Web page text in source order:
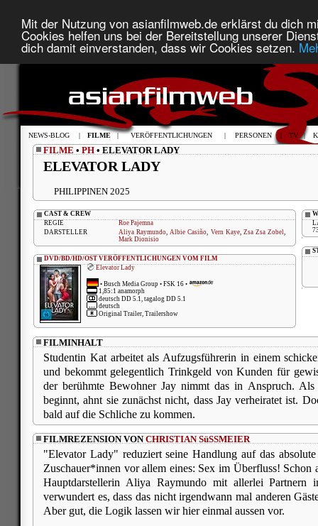
Mit der Nutzung von asianfilmweb.de erklärst du dich
Cookies helfen uns bei der Bereitstellung unserer
dich damit einverstanden, dass wir Cookies setzen.
NEWS-BLOG | FILME | VERÖFFENTLICHUNGEN | PERSONEN | TV |
FILME • PH • ELEVATOR LADY
ELEVATOR LADY
PHILIPPINEN 2025
CAST & CREW
REGIE
Roe Pajemna
DARSTELLER
Aliya Raymundo,Albie Casiño, Vern Kaye, Zsa Zsa Zobel,
Mark Dionisio
DVD/BD/HD/OST VERÖFFENTLICHUNGEN VOM FILM
Elevator Lady
• Busch Media Group • FSK 16 •
1,85:1 anamorph
deutsch DD 5.1, tagalog DD 5.1
deutsch
Original Trailer, Trailershow
FILMINHALT
Studentin Kat arbeitet als Aufzugsführerin in einem
und bekommt gelegentlich Trinkgeld von Kunden für
der berühmte Bewohner Jay nimmt das in Anspruch.
beginnt, ahnt sie zunächst nicht, dass Jay verheiratet ist.
bald auf die Schliche zu kommen.
FILMREZENSION VONCHRISTIAN SüSSMEIER
"Elevator Lady" reduziert seine Handlung auf das
Zuschauer*innen vor allem eines: Sex im Überfluss! Schon
Hauptdarstellerin Aliya Raymundo mit allerlei
verwundert es, dass das nicht irgendwann mal anderen
Aber gut, die Logik lassen wir hier einmal aussen vor.